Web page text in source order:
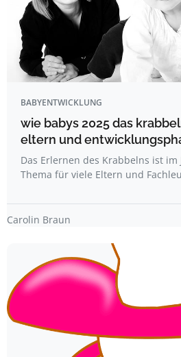
BABYENTWICKLUNG
wie babys 2025 das
eltern und
Das Erlernen des Krabbelns ist im
Thema für viele Eltern und
Carolin Braun